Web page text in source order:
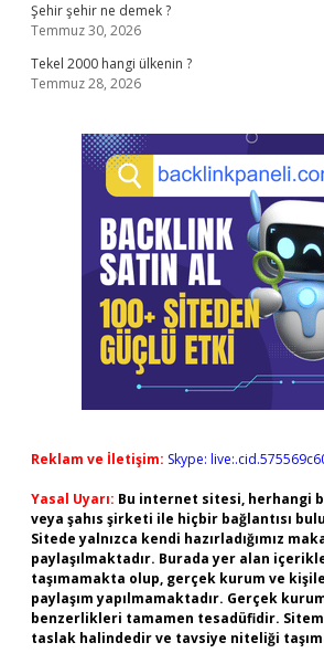
Şehir şehir ne demek ?
Temmuz 30, 2026
Tekel 2000 hangi ülkenin ?
Temmuz 28, 2026
Reklam ve İletişim: Skype:
Yasal Uyarı: Bu internet sitesi, herhangi
veya şahıs şirketi ile hiçbir bağlantısı
Sitede yalnızca kendi hazırladığımız
paylaşılmaktadır. Burada yer alan
taşımamakta olup, gerçek kurum ve
paylaşım yapılmamaktadır. Gerçek
benzerlikleri tamamen tesadüfidir.
taslak halindedir ve tavsiye niteliği